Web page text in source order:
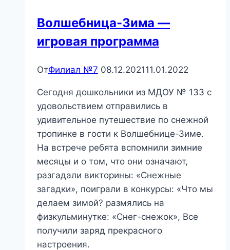
Волшебница-Зима —
игровая программа
ОтФилиал №7 08.12.202111.01.2022
Сегодня дошкольники из МДОУ № 133 с
удовольствием отправились в
удивительное путешествие по снежной
тропинке в гости к Волшебнице-Зиме.
На встрече ребята вспомнили зимние
месяцы и о том, что они означают,
разгадали викторины: «Снежные
загадки», поиграли в конкурсы: «Что мы
делаем зимой? размялись на
физкульминутке: «Снег-снежок», Все
получили заряд прекрасного
настроения.